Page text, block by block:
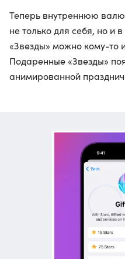
Теперь внутреннюю
не только для себя, но и
«Звезды» можно кому-то
Подаренные «Звезды»
анимированной